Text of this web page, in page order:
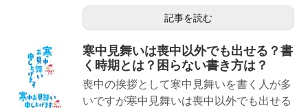
記事を読む
寒中見舞いは喪中以外でも出せる？書
く時期とは？困らない書き方は？
喪中の挨拶として寒中見舞いを書く人が多
いですが寒中見舞いは喪中以外でも出せる